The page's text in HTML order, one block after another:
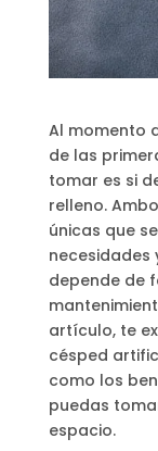
Al momento
de las
tomar es si
relleno.
únicas que
necesidades
depende de
artículo, te
césped
como los
puedas
espacio.